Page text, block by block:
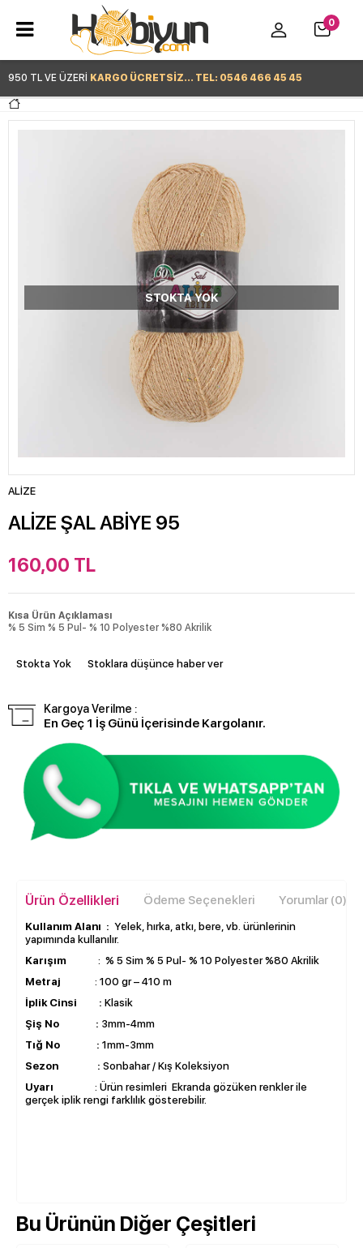
950 TL VE ÜZERİ KARGO ÜCRETSİZ... TEL: 0546 466 45 45
0
STOKTA YOK
ALİZE
ALİZE ŞAL ABİYE 95
160,00 TL
Kısa Ürün Açıklaması
% 5 Sim % 5 Pul- % 10 Polyester %80 Akrilik
Stokta Yok Stoklara düşünce haber ver
Kargoya Verilme :
En Geç 1 İş Günü İçerisinde Kargolanır.
Ürün Özellikleri Ödeme Seçenekleri Yorumlar (0)
Kullanım Alanı : Yelek, hırka, atkı, bere, vb. ürünlerinin
yapımında kullanılır.
Karışım
: % 5 Sim % 5 Pul- % 10 Polyester %80 Akrilik
Metraj : 100 gr – 410 m
İplik Cinsi : Klasik
Şiş No : 3mm-4mm
Tığ No : 1mm-3mm
Sezon : Sonbahar / Kış Koleksiyon
Uyarı : Ürün resimleri Ekranda gözüken renkler ile
gerçek iplik rengi farklılık gösterebilir.
Bu Ürünün Diğer Çeşitleri